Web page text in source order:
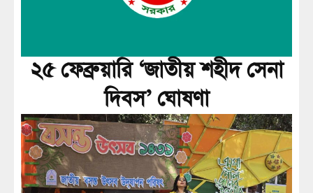
২৫ ফেব্রুয়ারি ‘জাতীয় শহীদ সেনা
দিবস’ ঘোষণা